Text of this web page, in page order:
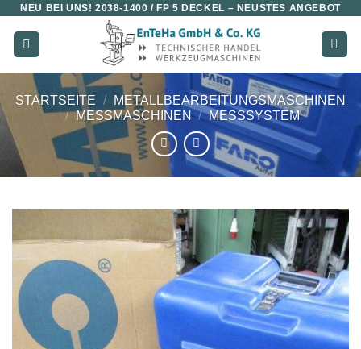
Zum
Inhalt
springen
NEU BEI UNS!2038-1400 / FP 5 DECKEL – NEUSTES ANGEBOT
STARTSEITE /
METALLBEARBEITUNGSMASCHINEN
/ MESSMASCHINEN / MESSSYSTEM